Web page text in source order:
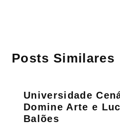
Posts Similares
Universidade
Domine Arte e
Balões